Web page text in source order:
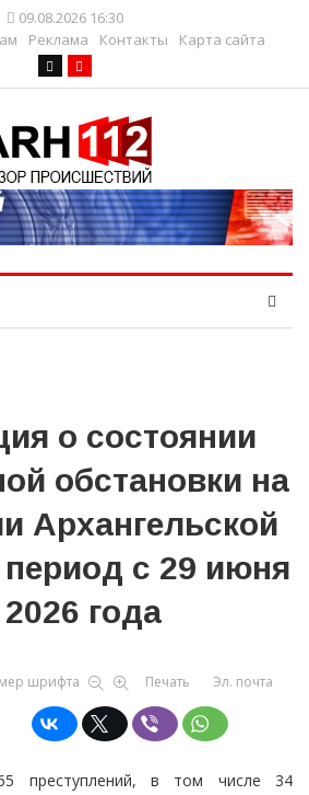
09.08.2026 16:30
Реклама Контакты Карта сайта
о состоянии
обстановки на
Архангельской
с 29 июня
года
шрифта
Печать Эл. почта
преступлений, в том числе 34